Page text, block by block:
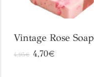
Vintage Rose
4,95€ Original
4,70€Η